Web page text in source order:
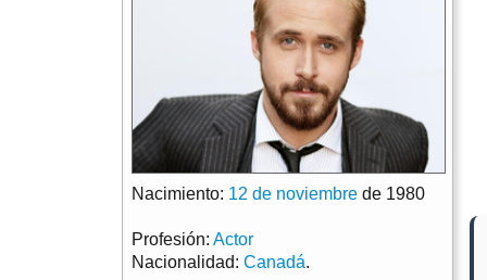
Nacimiento: 12 de noviembre de 1980
Profesión: Actor
Nacionalidad: Canadá.